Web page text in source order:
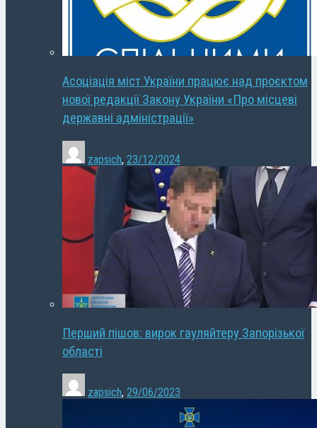
Асоціація міст України працює над проєктом
нової редакції Закону України «Про місцеві
державні адміністрації»
zapsich, 23/12/2024
Перший пішов: вирок гауляйтеру Запорізької
області
zapsich, 29/06/2023